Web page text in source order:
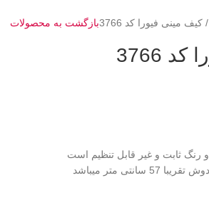
کیف مینی فیورا کد 3766 بازگشت به محصولات
3766
رنگ ثابت و غیر قابل تنظیم است
متر میباشد